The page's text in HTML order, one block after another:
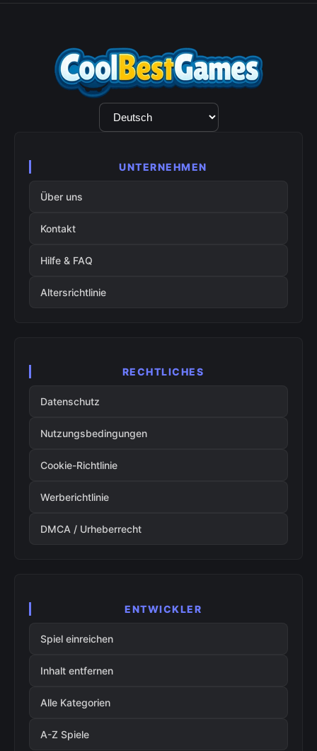
Sprachauswahl
UNTERNEHMEN
Über uns
Kontakt
Hilfe & FAQ
Altersrichtlinie
RECHTLICHES
Datenschutz
Nutzungsbedingungen
Cookie-Richtlinie
Werberichtlinie
DMCA / Urheberrecht
ENTWICKLER
Spiel einreichen
Inhalt entfernen
Alle Kategorien
A-Z Spiele